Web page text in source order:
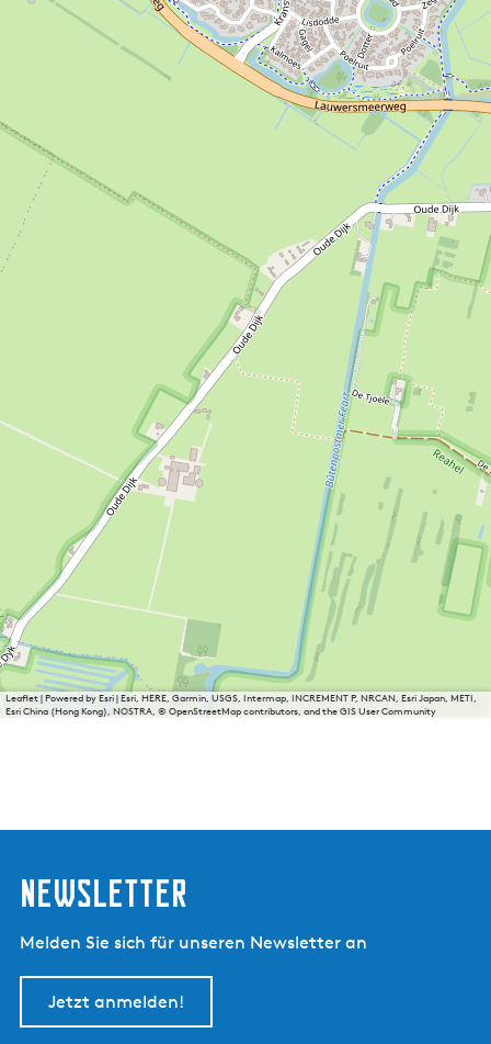
Leaflet|Powered by Esri | Esri, HERE, Garmin, USGS, Intermap, INCREMENT P, NRCAN, Esri Japan, METI,
Esri China (Hong Kong), NOSTRA, © OpenStreetMap contributors, and the GIS User Community
Newsletter
Melden Sie sich für unseren Newsletter an
Jetzt anmelden!